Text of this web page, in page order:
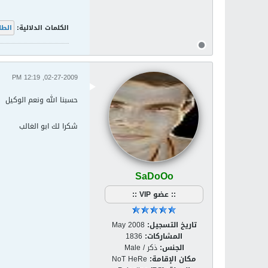
الكلمات الدلالية:
SaDoOo
:: عضو VIP ::
تاريخ التسجيل: May 2008
المشاركات: 1836
الجنس: ذكر / Male
مكان الإقامة: NoT HeRe
02-27-2009, 12:19 PM
حسبنا الله ونعم الوكيل
شكرا لك ابو الغالب